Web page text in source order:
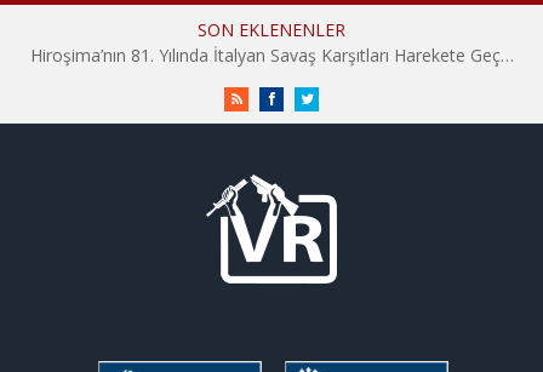
SON EKLENENLER
Hiroşima’nın 81. Yılında İtalyan Savaş Karşıtları Harekete Geçti: “Hatırlamak yeterli değil”
RSS FacebookTwitter